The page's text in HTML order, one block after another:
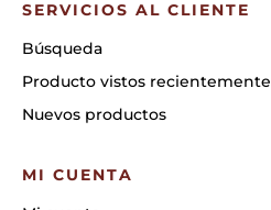
SERVICIOS AL CLIENTE
Búsqueda
Producto vistos recientemente
Nuevos productos
MI CUENTA